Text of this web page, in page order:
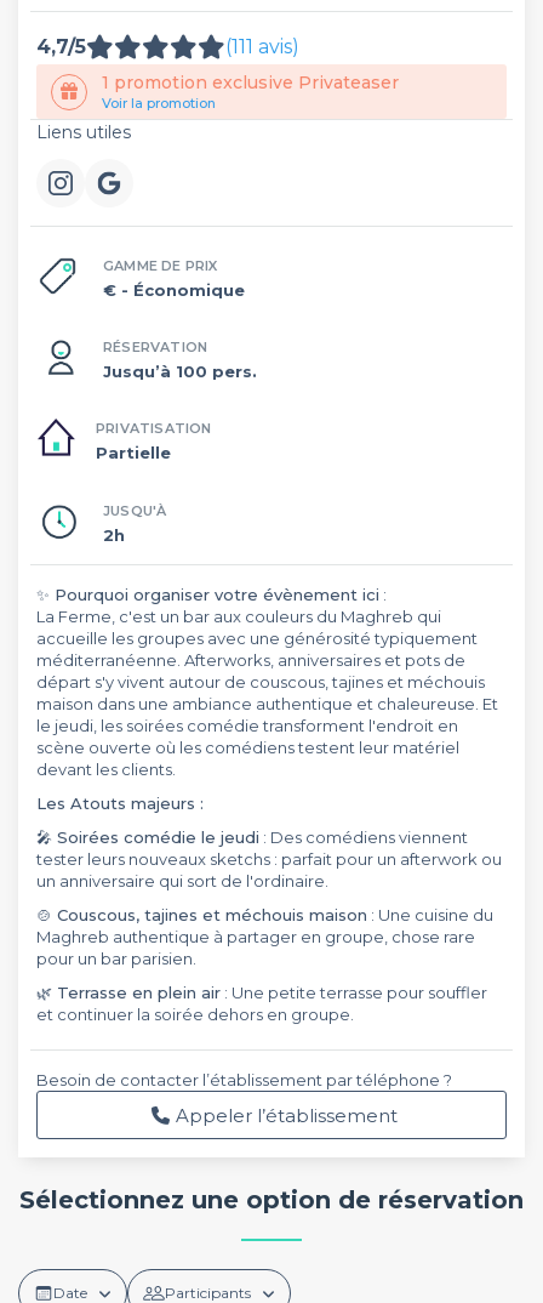
4,7/5 (111 avis)
Liens utiles
1 promotion exclusive Privateaser
Voir la promotion
GAMME DE PRIX
€ - Économique
RÉSERVATION
Jusqu’à 100 pers.
PRIVATISATION
Partielle
JUSQU'À
2h
✨ Pourquoi organiser votre évènement ici :
La Ferme, c'est un bar aux couleurs du Maghreb qui
accueille les groupes avec une générosité typiquement
méditerranéenne. Afterworks, anniversaires et pots de
départ s'y vivent autour de couscous, tajines et méchouis
maison dans une ambiance authentique et chaleureuse. Et
le jeudi, les soirées comédie transforment l'endroit en
scène ouverte où les comédiens testent leur matériel
devant les clients.
Les Atouts majeurs :
🎤 Soirées comédie le jeudi : Des comédiens viennent
tester leurs nouveaux sketchs : parfait pour un afterwork ou
un anniversaire qui sort de l'ordinaire.
🍲 Couscous, tajines et méchouis maison : Une cuisine du
Maghreb authentique à partager en groupe, chose rare
pour un bar parisien.
🌿 Terrasse en plein air : Une petite terrasse pour souffler
et continuer la soirée dehors en groupe.
Besoin de contacter l’établissement par téléphone ?
Appeler l’établissement
Sélectionnez une option de réservation
Date Participants